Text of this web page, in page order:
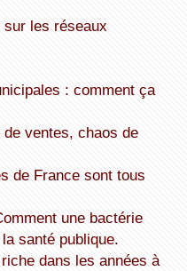
santé publique.